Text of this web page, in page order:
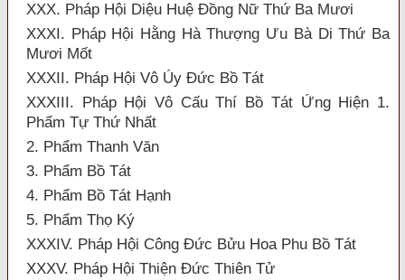
XXX. Pháp Hội Diệu Huệ Đồng Nữ Thứ Ba Mươi
XXXI. Pháp Hội Hằng Hà Thượng Ưu Bà Di Thứ Ba
Mươi Mốt
XXXII. Pháp Hội Vô Úy Đức Bồ Tát
XXXIII. Pháp Hội Vô Cấu Thí Bồ Tát Ứng Hiện 1.
Phẩm Tự Thứ Nhất
2. Phẩm Thanh Văn
3. Phẩm Bồ Tát
4. Phẩm Bồ Tát Hạnh
5. Phẩm Thọ Ký
XXXIV. Pháp Hội Công Đức Bửu Hoa Phu Bồ Tát
XXXV. Pháp Hội Thiện Đức Thiên Tử